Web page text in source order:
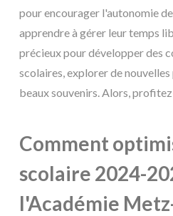
pour encourager l'autonomie
apprendre à gérer leur temps
précieux pour développer des
scolaires, explorer de
beaux souvenirs. Alors,
Comment
scolaire 2024-
l'Académie